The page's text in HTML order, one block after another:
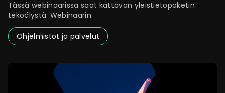
Tässä webinaarissa saat kattavan yleistietopaketin
tekoälystä. Webinaarin
Ohjelmistot ja palvelut